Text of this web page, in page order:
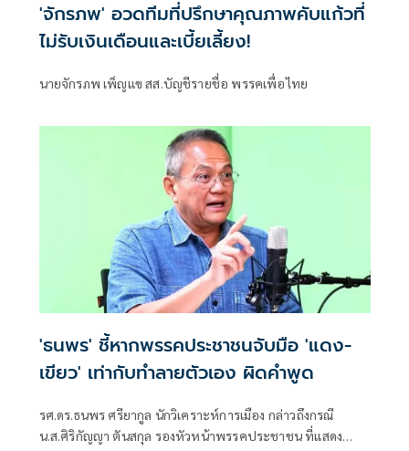
'จักรภพ' อวดทีมที่ปรึกษาคุณภาพคับแก้วที่
ไม่รับเงินเดือนและเบี้ยเลี้ยง!
นายจักรภพ เพ็ญแข สส.บัญชีรายชื่อ พรรคเพื่อไทย
'ธนพร' ชี้หากพรรคประชาชนจับมือ 'แดง-
เขียว' เท่ากับทำลายตัวเอง ผิดคำพูด
รศ.ดร.ธนพร ศรียากูล นักวิเคราะห์การเมือง กล่าวถึงกรณี
น.ส.ศิริกัญญา ตันสกุล รองหัวหน้าพรรคประชาชน ที่แสดง